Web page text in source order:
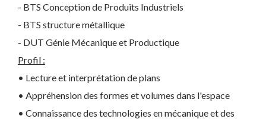
- BTS Conception de Produits Industriels
- BTS structure métallique
- DUT Génie Mécanique et Productique
Profil :
• Lecture et interprétation de plans
• Appréhension des formes et volumes dans l'espace
• Connaissance des technologies en mécanique et des